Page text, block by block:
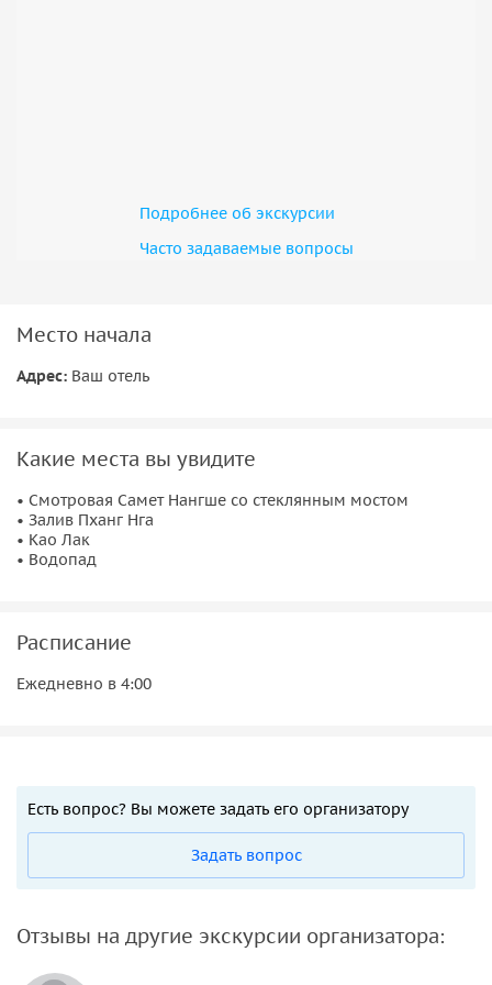
Подробнее об экскурсии
Часто задаваемые вопросы
Место начала
Адрес: Ваш отель
Какие места вы увидите
• Смотровая Самет Нангше со стеклянным мостом
• Залив Пханг Нга
• Као Лак
• Водопад
Расписание
Ежедневно в 4:00
Есть вопрос? Вы можете задать его организатору
Задать вопрос
Отзывы на другие экскурсии организатора: